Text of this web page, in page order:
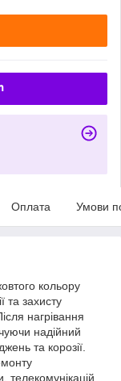
Оплата Умови
кольору
та захисту
нагрівання
надійний
та корозії.
телекомунікацій